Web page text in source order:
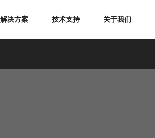
解决方案 技术支持 关于我们